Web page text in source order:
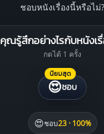
ชอบหนังเรื่องนี้หรือไม่?
คุณรู้สึกอย่างไรกับหนังเ
กดได้ 1 ครั้ง
นิยมสุด
😍ชอบ
😍ชอบ23 · 100%